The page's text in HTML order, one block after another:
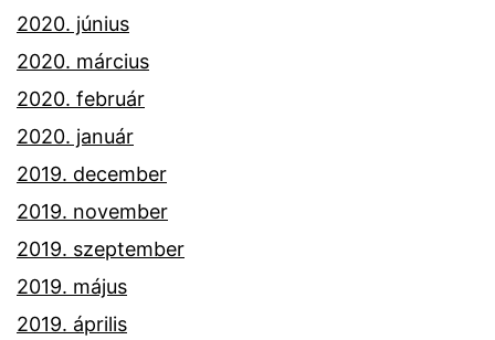
2020. június
2020. március
2020. február
2020. január
2019. december
2019. november
2019. szeptember
2019. május
2019. április